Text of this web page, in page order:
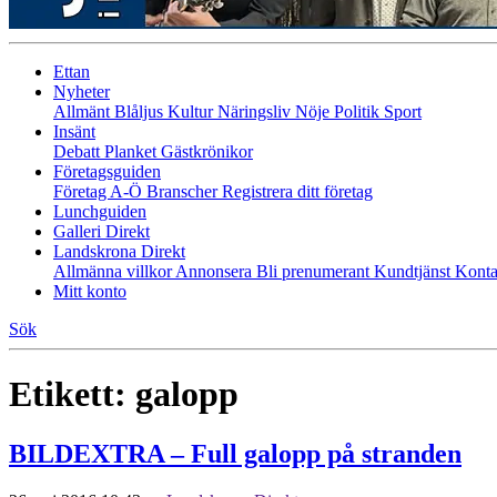
Ettan
Nyheter
Allmänt Blåljus KulturNäringsliv Nöje Politik Sport
Insänt
Debatt Planket Gästkrönikor
Företagsguiden
Företag A-Ö BranscherRegistrera ditt företag
Lunchguiden
Galleri Direkt
Landskrona Direkt
Allmänna villkorAnnonsera Bli prenumerant Kundtjänst
Mitt konto
Sök
Etikett: galopp
BILDEXTRA – Full galopp på stranden